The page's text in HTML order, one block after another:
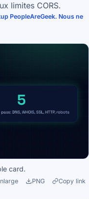
limites CORS.
PeopleAreGeek. Nous ne
card.
PNG Copy link